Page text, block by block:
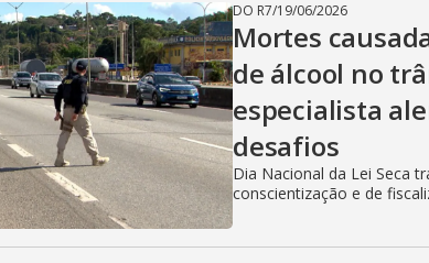
DO R7/19/06/2026
Mortes
de álcool no
especialista
desafios
Dia Nacional da Lei Seca
conscientização e de